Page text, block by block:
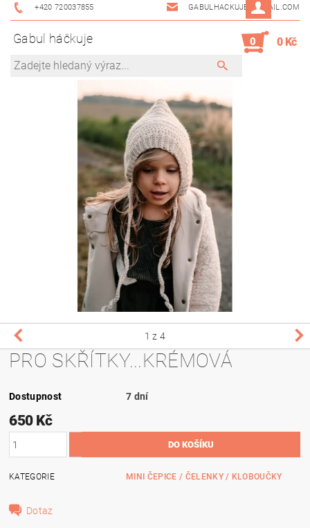
+420 720037855 GABULHACKUJE@GMAIL.COM
Gabul háčkuje 0 0 Kč
1 z 4
PRO SKŘÍTKY...KRÉMOVÁ
Dostupnost 7 dní
650 Kč
KATEGORIE MINI ČEPICE / ČELENKY / KLOBOUČKY
Dotaz